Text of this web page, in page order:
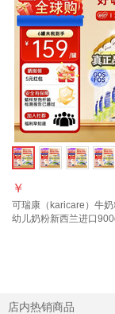
￥
可瑞康（karicare）牛
幼儿奶粉新西兰进口
店内热销商品